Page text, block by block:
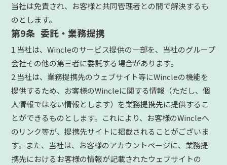
当社は免責され、お客様と共同管理者との間で解決するも
のとします。
第9条 委託・業務提携
1.当社は、Wincleのサービス提供の一部を、当社のグループ
会社その他の第三者に委託する場合があります。
2.当社は、業務提携先のウェブサイト等にWincleの機能を
提供するため、お客様のWincleに関する情報（ただし、個
人情報ではない情報とします）を業務提携先に提供するこ
とができるものとします。これにより、お客様のWincleへ
のリンク等が、提携先サイトに掲載されることがございま
す。また、当社は、お客様のアカウントページに、業務提
携先におけるお客様の情報が記載されたウェブサイトの